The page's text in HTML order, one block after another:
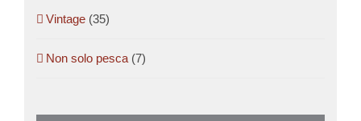
Vintage (35)
Non solo pesca (7)